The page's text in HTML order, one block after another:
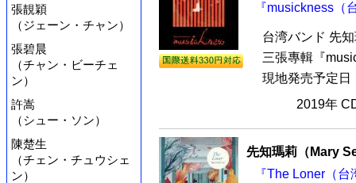
張靚穎
（ジェーン・チャン）
張碧晨
（チャン・ビーチェ
ン）
許嵩
（シュー・ソン）
陳楚生
（チェン・チュウシェ
ン）
『musickness（
台湾バンド 先
三張專輯『
現地発売予定日
2019年
先知瑪莉（Mary
『The Loner（